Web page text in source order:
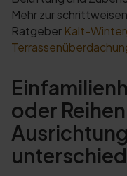
Mehr zur
Ratgeber Kalt-
oder